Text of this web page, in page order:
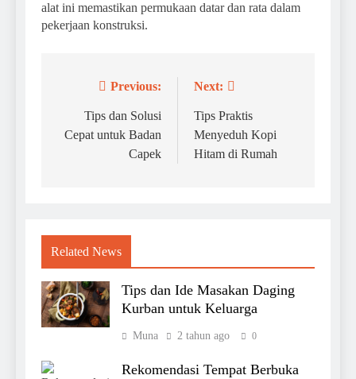
alat ini memastikan permukaan datar dan rata dalam
pekerjaan konstruksi.
NavigasiPrevious:
Tips dan Solusi
Cepat untuk Badan
Capek
Next:
Tips Praktis
Menyeduh Kopi
Hitam di Rumah
Related News
Tips dan Ide Masakan Daging
Kurban untuk Keluarga
Muna 2 tahun ago 0
Rekomendasi Tempat Berbuka